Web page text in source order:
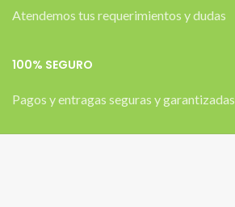
Atendemos tus requerimientos y dudas
100% SEGURO
Pagos y entragas seguras y garantizadas